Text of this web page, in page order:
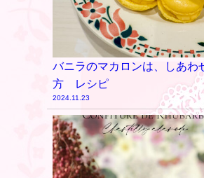
バニラのマカロンは、しあわ
方 レシピ
2024.11.23